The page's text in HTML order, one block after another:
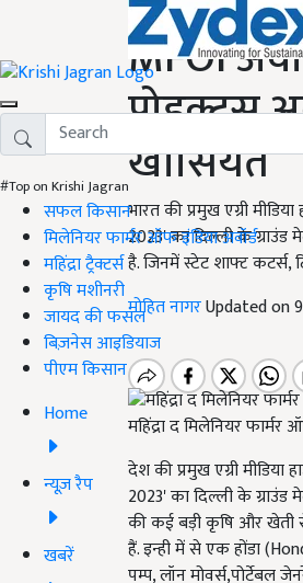
#Top on Krishi Jagran
सफल किसान
मिलेनियर फार्मर ऑफ इंडिया अवॉर्ड
महिंद्रा ट्रैक्टर्स
कृषि मशीनरी
जायद की फसल
बिज़नेस आइडियाज
पीएम किसान
Home
न्यूज़ रैप
खबरें
MFOI
प्रोडक्ट्स
खासियत
भारत की प्रमुख एग्री
2023' का दिल्ली के
है. जिनमें स्टेट शाफ्ट कटर्स,
मोहित नागरUpdated on
महिंद्रा द मिलेनियर फार्मर
देश की प्रमुख एग्री मीडिया
2023' का दिल्ली के
की कई बड़ी कृषि और खेती
हैं. इन्ही में से एक होंडा
पम्प, लॉन मोवर्स,पोर्टेबल